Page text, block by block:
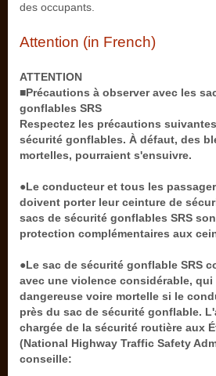
des occupants.
Attention (in French)
ATTENTION
■Précautions à observer avec les
gonflables SRS
Respectez les précautions
sécurité gonflables. À défaut, des
mortelles, pourraient s'ensuivre.
●Le conducteur et tous les
doivent porter leur ceinture de
sacs de sécurité gonflables SRS
protection complémentaires aux
●Le sac de sécurité gonflable SRS
avec une violence considérable, qui
dangereuse voire mortelle si le
près du sac de sécurité gonflable.
chargée de la sécurité routière aux
(National Highway Traffic Safety
conseille: